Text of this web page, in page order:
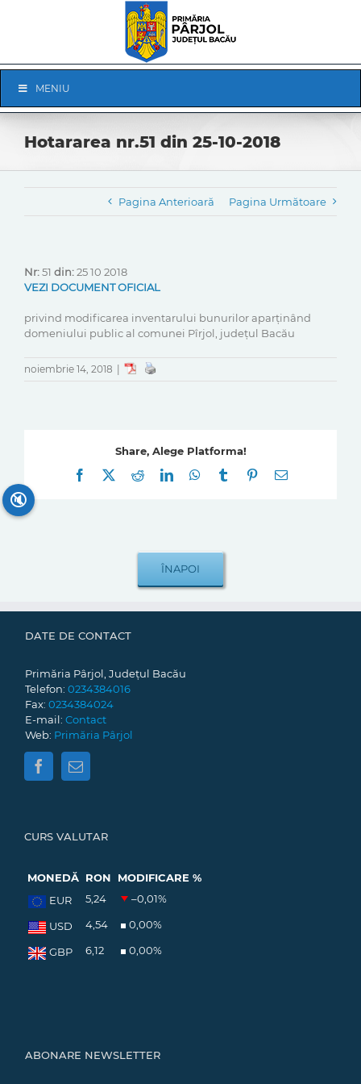
Navigation
MENIU
Hotararea nr.51 din 25-10-2018
Pagina Anterioară Pagina Următoare
Nr:51 din:25 10 2018
VEZI DOCUMENT OFICIAL
privind modificarea inventarului bunurilor aparținând
domeniului public al comunei Pîrjol, județul Bacău
noiembrie 14, 2018
Share, Alege Platforma!
Facebook
RedditLinkedInWhatsApp
Tumblr Pinterest
E-
DATE DE CONTACT
Primăria Pârjol, Județul Bacău
Telefon: 0234384016
Fax: 0234384024
E-mail: Contact
Web: Primăria Pârjol
CURS VALUTAR
MONEDĂ RON
MODIFICARE %
EUR
5,24 –0,01%
USD 4,54 0,00%
GBP 6,12 0,00%
ABONARE NEWSLETTER
🔇